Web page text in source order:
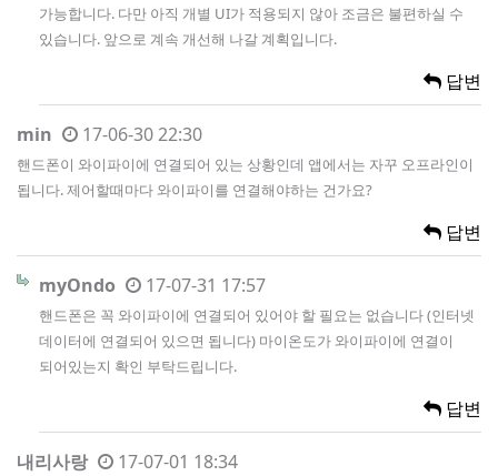
가능합니다. 다만 아직 개별 UI가 적용되지 않아 조금은 불편하실 수
있습니다. 앞으로 계속 개선해 나갈 계획입니다.
답변
min 17-06-30 22:30
핸드폰이 와이파이에 연결되어 있는 상황인데 앱에서는 자꾸 오프라인이
됩니다. 제어할때마다 와이파이를 연결해야하는 건가요?
답변
myOndo 17-07-31 17:57
핸드폰은 꼭 와이파이에 연결되어 있어야 할 필요는 없습니다 (인터넷
데이터에 연결되어 있으면 됩니다) 마이온도가 와이파이에 연결이
되어있는지 확인 부탁드립니다.
답변
내리사랑 17-07-01 18:34